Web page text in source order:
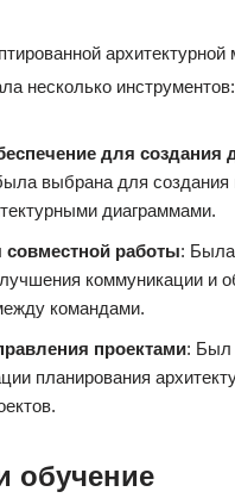
архитектурной
несколько инструментов:
для создания
выбрана для создания
диаграммами.
работы:
коммуникации и
командами.
проектами: Был
планирования
обучение